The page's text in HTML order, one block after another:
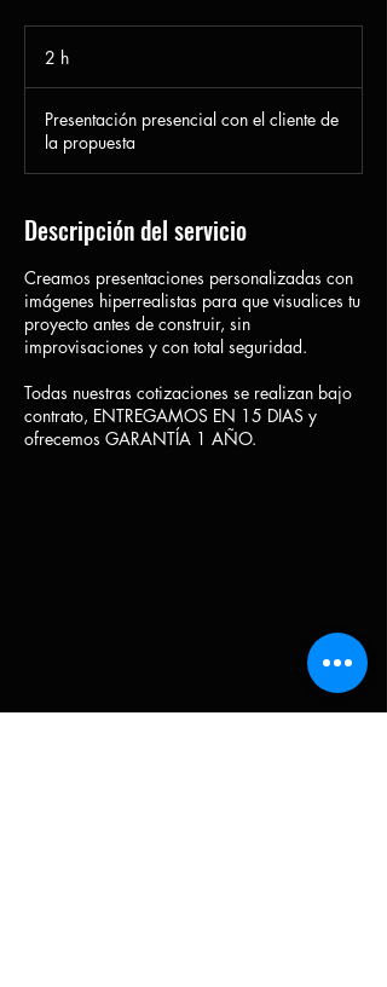
2 h
Presentación presencial con el cliente de
la propuesta
Descripción del servicio
Creamos presentaciones personalizadas con
imágenes hiperrealistas para que visualices tu
proyecto antes de construir, sin
improvisaciones y con total seguridad.
Todas nuestras cotizaciones se realizan bajo
contrato, ENTREGAMOS EN 15 DIAS y
ofrecemos GARANTÍA 1 AÑO.